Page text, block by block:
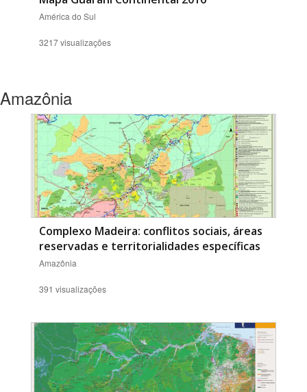
América do Sul
3217 visualizações
Amazônia
Complexo Madeira: conflitos sociais, áreas
reservadas e territorialidades específicas
Amazônia
391 visualizações